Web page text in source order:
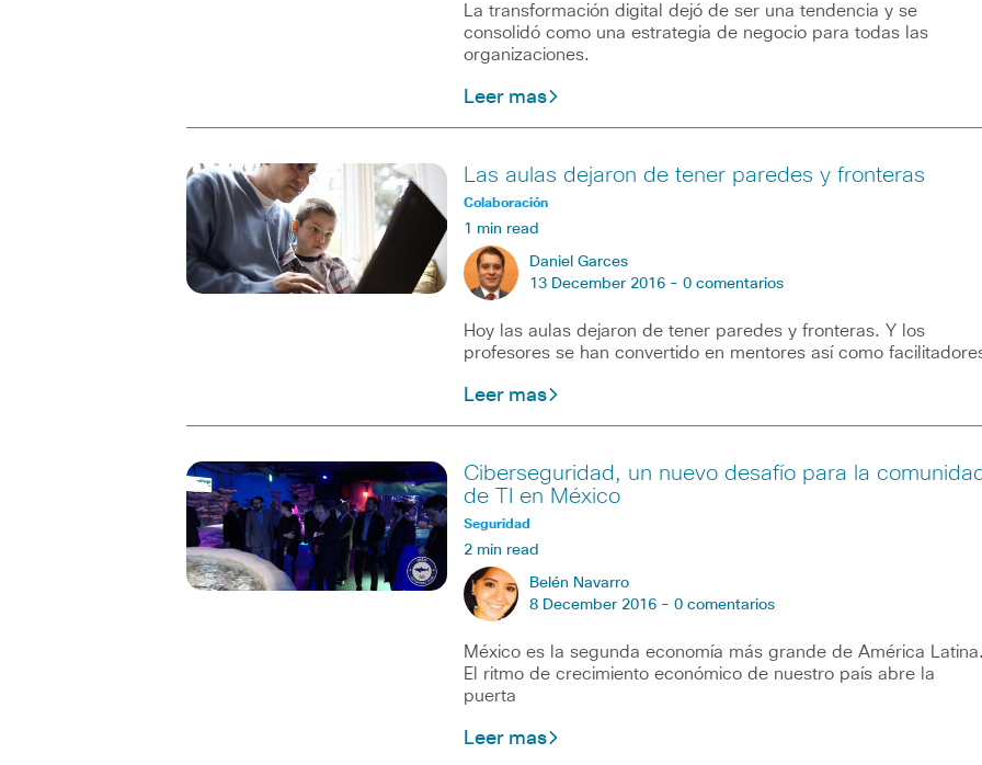
La transformación digital dejó de ser una tendencia y se
consolidó como una estrategia de negocio para todas las
organizaciones.
Leer mas
Las aulas dejaron de tener paredes y fronteras
Colaboración
1 min read
Daniel Garces
13 December 2016 - 0 comentarios
Hoy las aulas dejaron de tener paredes y fronteras. Y los
profesores se han convertido en mentores así como
Leer mas
Ciberseguridad, un nuevo desafío para la
de TI en México
Seguridad
2 min read
Belén Navarro
8 December 2016 - 0 comentarios
México es la segunda economía más grande de América
El ritmo de crecimiento económico de nuestro país abre la
puerta
Leer mas